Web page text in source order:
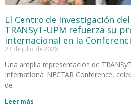
El Centro de Investigación
TRANSyT-UPM refuerza su
internacional en la
23 de julio de 2026
Una amplia representación de
International NECTAR Conference,
de
Leer más